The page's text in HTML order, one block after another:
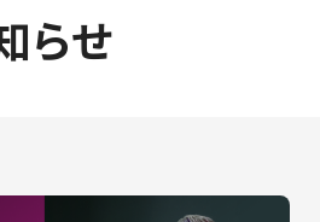
らせ